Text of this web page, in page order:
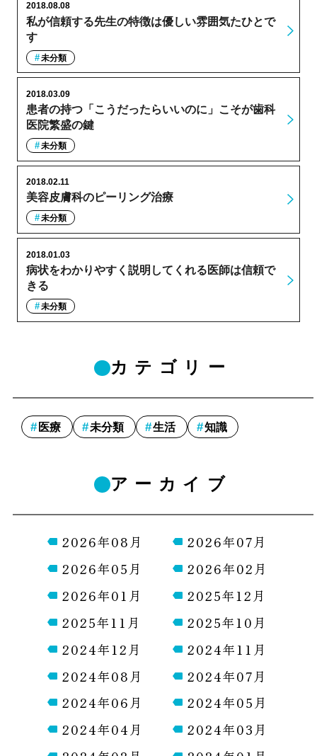
私が信頼する先生の特徴は優しい雰囲気たひとで
す
2018.08.08
未分類
患者の持つ「こうだったらいいのに」こそが歯科
医院繁盛の鍵
2018.03.09
未分類
美容皮膚科のピーリング治療
2018.02.11
未分類
病状をわかりやすく説明してくれる医師は信頼で
きる
2018.01.03
未分類
カテゴリー
医療 未分類 生活 知識
アーカイブ
2026年08月
2026年07月
2026年05月
2026年02月
2026年01月
2025年12月
2025年11月
2025年10月
2024年12月
2024年11月
2024年08月
2024年07月
2024年06月
2024年05月
2024年04月
2024年03月